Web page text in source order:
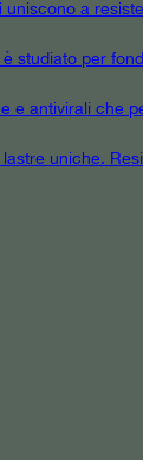
a
studiato per
antivirali che
uniche.